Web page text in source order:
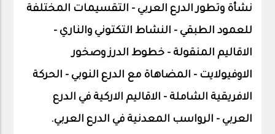
نشأة وتطور الدرع العربي - التقسيمات المختلفة
للعمود الطبقي - النشاط التكتوني والناري –
الاقاليم المنقولة – خطوط الدرز وصخور
الاوفيولايت - المضاهاة مع الدرع النوبي – الحركة
الافريقية الشاملة – الاقاليم الاركية في الدرع
العربي - الرواسب المعدنية في الدرع العربي.